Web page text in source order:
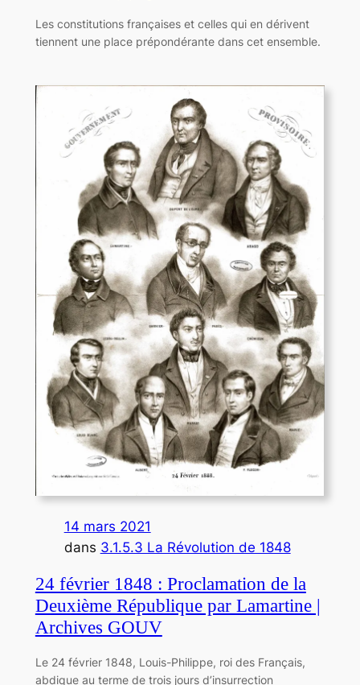
Les constitutions françaises et celles qui en dérivent
tiennent une place prépondérante dans cet ensemble.
14 mars 2021
dans 3.1.5.3 La Révolution de 1848
24 février 1848 : Proclamation de la
Deuxième République par Lamartine |
Archives GOUV
Le 24 février 1848, Louis-Philippe, roi des Français,
abdique au terme de trois jours d’insurrection